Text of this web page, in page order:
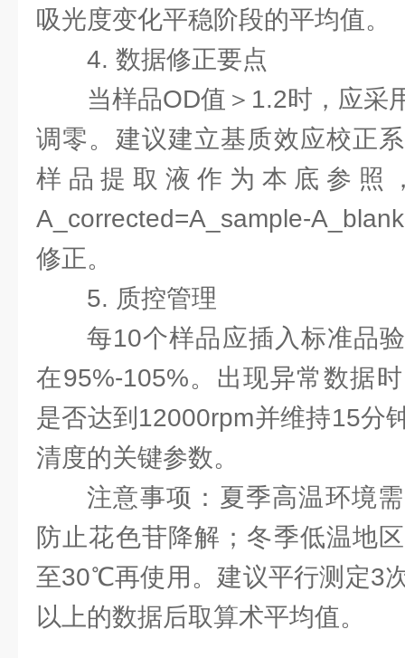
吸光度变化平稳阶段的平均值。
4. 数据修正要点
当样品OD值＞1.2时，应采
调零。建议建立基质效应校正
样品提取液作为本底参照
A_corrected=A_sample-
修正。
5. 质控管理
每10个样品应插入标准品
在95%-105%。出现异常数据
是否达到12000rpm并维持15分
清度的关键参数。
注意事项：夏季高温环境
防止花色苷降解；冬季低温地
至30℃再使用。建议平行测定3
以上的数据后取算术平均值。